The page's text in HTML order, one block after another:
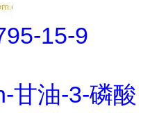
15-9
甘油-3-磷酸